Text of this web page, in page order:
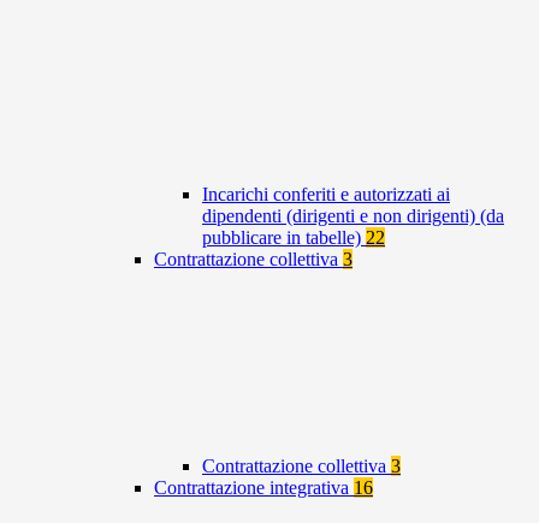
Incarichi conferiti e autorizzati ai
dipendenti (dirigenti e non dirigenti) (da
pubblicare in tabelle) 22
Contrattazione collettiva 3
Contrattazione collettiva 3
Contrattazione integrativa 16